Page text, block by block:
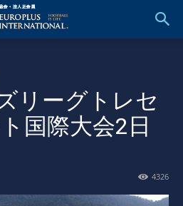
リーグトレセ
国際大会2日
4326